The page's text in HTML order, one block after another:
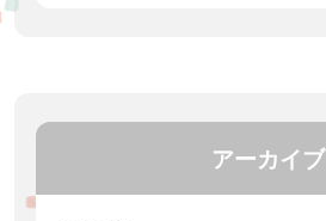
アーカイブ